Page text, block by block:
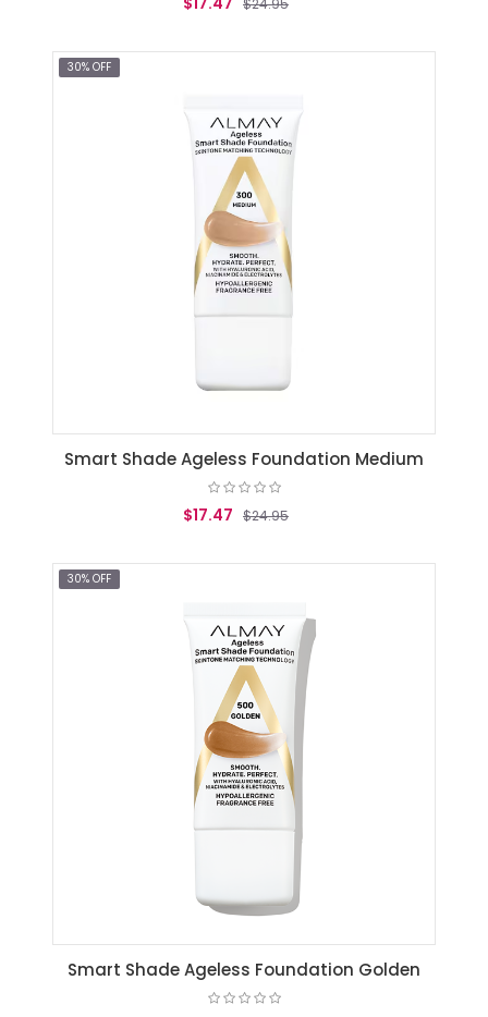
$24.95
30% OFF
Smart Shade Ageless Foundation Medium
$17.47 $24.95
30% OFF
Smart Shade Ageless Foundation Golden